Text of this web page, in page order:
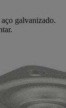
galvanizado.